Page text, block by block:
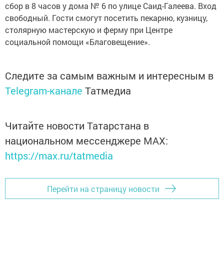
сбор в 8 часов у дома № 6 по улице Саид-Галеева. Вход
свободный. Гости смогут посетить пекарню, кузницу,
столярную мастерскую и ферму при Центре
социальной помощи «Благовещение».
Следите за самым важным и интересным в
Telegram-канале Татмедиа
Читайте новости Татарстана в
национальном мессенджере MАХ:
https://max.ru/tatmedia
Перейти на страницу новости